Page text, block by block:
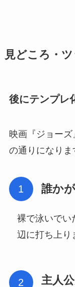
見どころ・
後にテンプレ
映画『ジョー
の通りになりま
誰か
裸で泳いでい
辺に打ち上り
主人